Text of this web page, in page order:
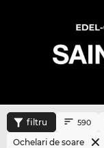
filtru 590
Ochelari de soare